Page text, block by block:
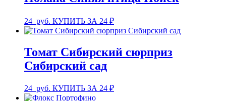
24 руб. КУПИТЬ ЗА 24 ₽
Томат Сибирский сюрприз
Сибирский сад
24 руб. КУПИТЬ ЗА 24 ₽